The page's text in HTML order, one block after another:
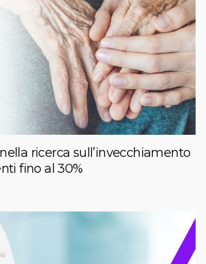
ricerca sull’invecchiamento
fino al 30%